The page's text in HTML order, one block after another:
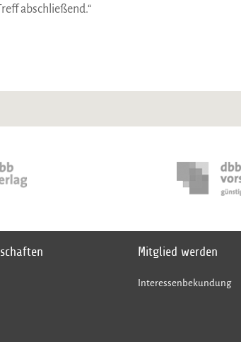
abschließend.“
Mitglied werden
Interessenbekundung